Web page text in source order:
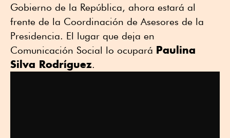
Gobierno de la República, ahora estará al
frente de la Coordinación de Asesores de la
Presidencia. El lugar que deja en
Comunicación Social lo ocupará Paulina
Silva Rodríguez.